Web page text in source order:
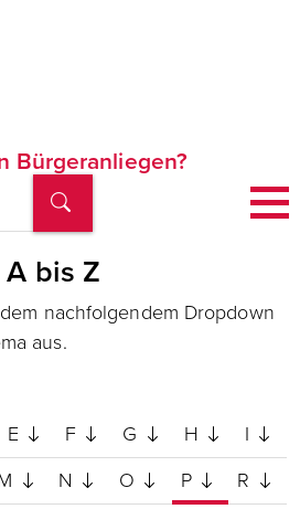
Bürgeranliegen?
bis Z
nachfolgendem Dropdown
aus.
E F G H
I
N O P
R